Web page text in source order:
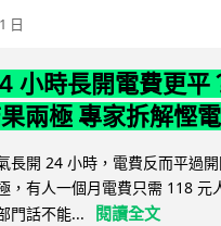
1 日
小時長開電費更平
兩極 專家拆解慳
長開 24 小時，電費反而平過
，有人一個月電費只需 118 元
門話不能...
閱讀全文